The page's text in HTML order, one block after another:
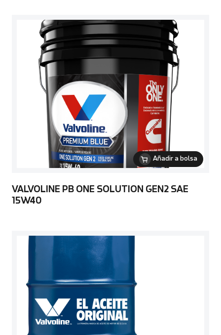
Añadir a bolsa
VALVOLINE PB ONE SOLUTION GEN2 SAE
15W40